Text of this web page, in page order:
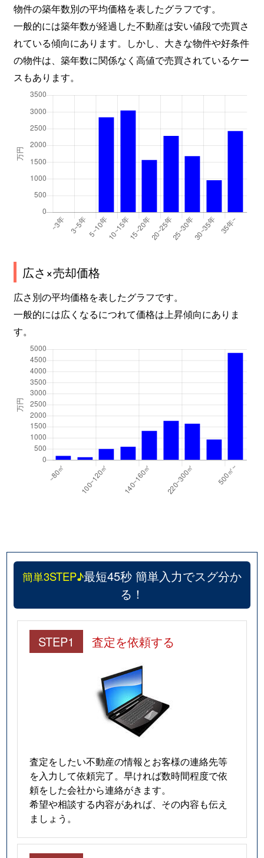
物件の築年数別の平均価格を表したグラフです。
一般的には築年数が経過した不動産は安い値段で売買さ
れている傾向にあります。しかし、大きな物件や好条件
の物件は、築年数に関係なく高値で売買されているケー
スもあります。
広さ×売却価格
広さ別の平均価格を表したグラフです。
一般的には広くなるにつれて価格は上昇傾向にありま
す。
簡単3STEP♪最短45秒 簡単入力でスグ分か
る！
STEP1 査定を依頼する
査定をしたい不動産の情報とお客様の連絡先等
を入力して依頼完了。早ければ数時間程度で依
頼をした会社から連絡がきます。
希望や相談する内容があれば、その内容も伝え
ましょう。